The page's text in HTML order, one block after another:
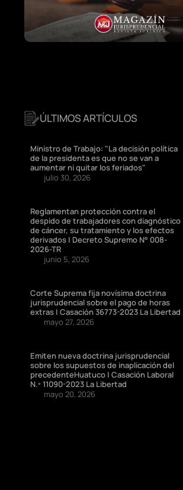
ÚLTIMOS ARTÍCULOS
Ministro de Trabajo: "La decisión política
de la presidenta es que no se van a
aumentar ni quitar los feriados"
julio 30, 2026
Reglamentan protección contra el
despido de trabajadores con diagnóstico
de cáncer, su tratamiento y los efectos
derivados | Decreto Supremo N° 008-
2026-TR
junio 5, 2026
Corte Suprema fija novísima doctrina
jurisprudencial sobre el pago de horas
extras | Casación 36773-2023 La Libertad
mayo 27, 2026
Emiten nueva doctrina jurisprudencial
sobre los supuestos de inaplicación del
precedenteHuatuco | Casación Laboral
N.º 11090-2023 La Libertad
mayo 20, 2026